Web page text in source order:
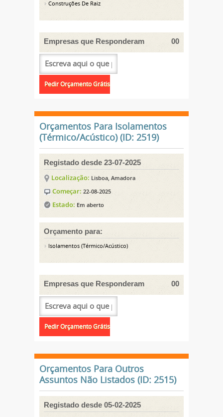
Construções De Raiz
Empresas que Responderam 00
Orçamentos Para Isolamentos
(Térmico/Acústico) (ID: 2519)
Registado desde 23-07-2025
Localização: Lisboa, Amadora
Começar: 22-08-2025
Estado: Em aberto
Orçamento para:
Isolamentos (Térmico/Acústico)
Empresas que Responderam 00
Orçamentos Para Outros
Assuntos Não Listados (ID: 2515)
Registado desde 05-02-2025